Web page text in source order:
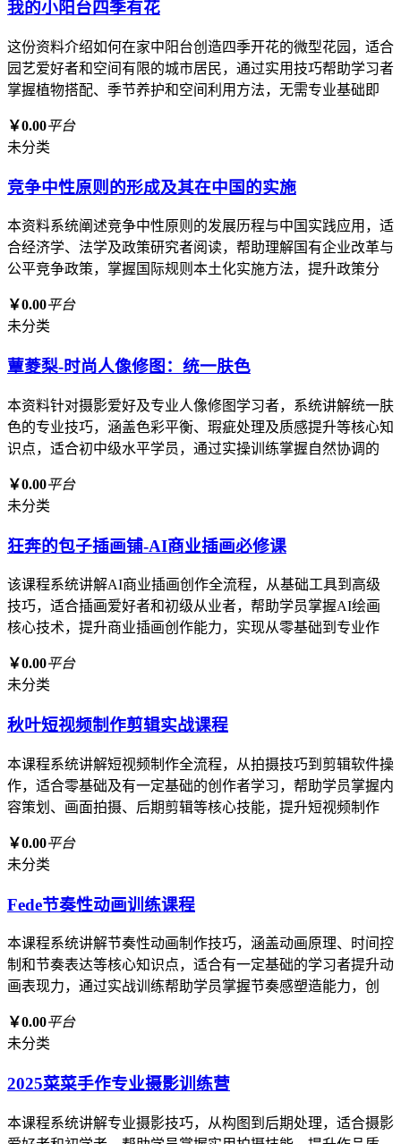
我的小阳台四季有花
这份资料介绍如何在家中阳台创造四季开花的微型花园，适合
园艺爱好者和空间有限的城市居民，通过实用技巧帮助学习者
掌握植物搭配、季节养护和空间利用方法，无需专业基础即
￥0.00平台
未分类
竞争中性原则的形成及其在中国的实施
本资料系统阐述竞争中性原则的发展历程与中国实践应用，适
合经济学、法学及政策研究者阅读，帮助理解国有企业改革与
公平竞争政策，掌握国际规则本土化实施方法，提升政策分
￥0.00平台
未分类
蕈菱梨-时尚人像修图：统一肤色
本资料针对摄影爱好及专业人像修图学习者，系统讲解统一肤
色的专业技巧，涵盖色彩平衡、瑕疵处理及质感提升等核心知
识点，适合初中级水平学员，通过实操训练掌握自然协调的
￥0.00平台
未分类
狂奔的包子插画铺-AI商业插画必修课
该课程系统讲解AI商业插画创作全流程，从基础工具到高级
技巧，适合插画爱好者和初级从业者，帮助学员掌握AI绘画
核心技术，提升商业插画创作能力，实现从零基础到专业作
￥0.00平台
未分类
秋叶短视频制作剪辑实战课程
本课程系统讲解短视频制作全流程，从拍摄技巧到剪辑软件操
作，适合零基础及有一定基础的创作者学习，帮助学员掌握内
容策划、画面拍摄、后期剪辑等核心技能，提升短视频制作
￥0.00平台
未分类
Fede节奏性动画训练课程
本课程系统讲解节奏性动画制作技巧，涵盖动画原理、时间控
制和节奏表达等核心知识点，适合有一定基础的学习者提升动
画表现力，通过实战训练帮助学员掌握节奏感塑造能力，创
￥0.00平台
未分类
2025菜菜手作专业摄影训练营
本课程系统讲解专业摄影技巧，从构图到后期处理，适合摄影